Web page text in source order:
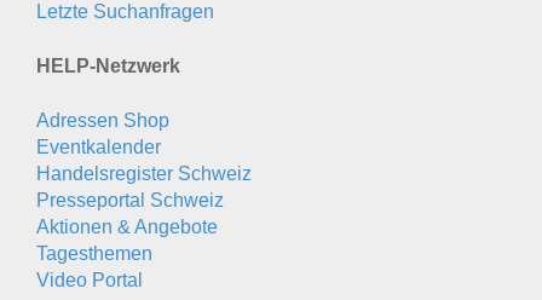
Letzte Suchanfragen
HELP-Netzwerk
Adressen Shop
Eventkalender
Handelsregister Schweiz
Presseportal Schweiz
Aktionen & Angebote
Tagesthemen
Video Portal